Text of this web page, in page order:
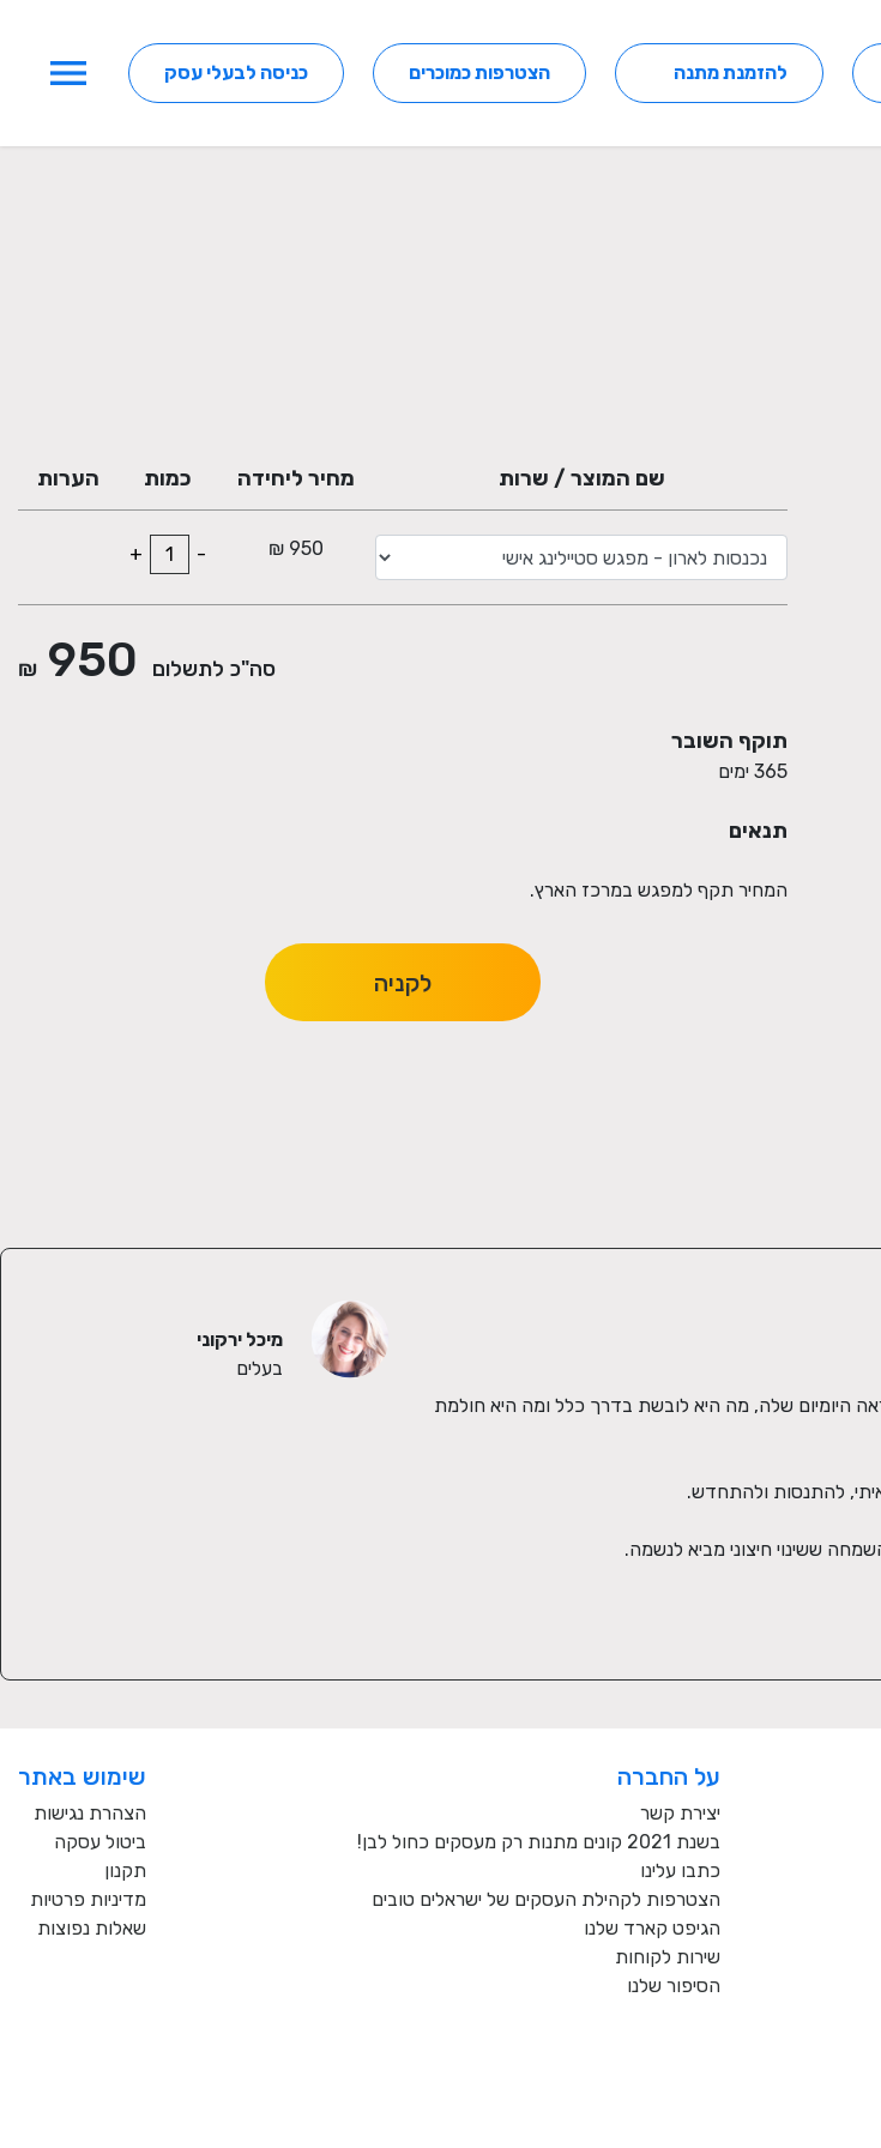
להזמנת מתנה הצטרפות כמוכרים כניסה לבעלי עסק menu
שם המוצר / שרות מחיר ליחידה כמות הערות
950 ₪
-
+
סה"כ לתשלום 950
₪
תוקף השובר
365 ימים
תנאים
המחיר תקף למפגש במרכז הארץ.
לקניה
ששינוי חיצוני מביא לנשמה.
מיכל ירקוני
בעלים
על החברה
יצירת קשר
בשנת 2021 קונים מתנות רק מעסקים כחול לבן!
כתבו עלינו
הצטרפות לקהילת העסקים של ישראלים טובים
הגיפט קארד שלנו
שירות לקוחות
הסיפור שלנו
שימוש באתר
הצהרת נגישות
ביטול עסקה
תקנון
מדיניות פרטיות
שאלות נפוצות